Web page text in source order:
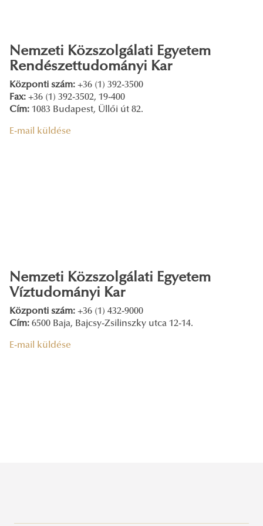
Nemzeti Közszolgálati Egyetem
Rendészettudományi Kar
Központi szám: +36 (1) 392-3500
Fax: +36 (1) 392-3502, 19-400
Cím: 1083 Budapest, Üllői út 82.
E-mail küldése
Nemzeti Közszolgálati Egyetem
Víztudományi Kar
Központi szám: +36 (1) 432-9000
Cím: 6500 Baja, Bajcsy-Zsilinszky utca 12-14.
E-mail küldése